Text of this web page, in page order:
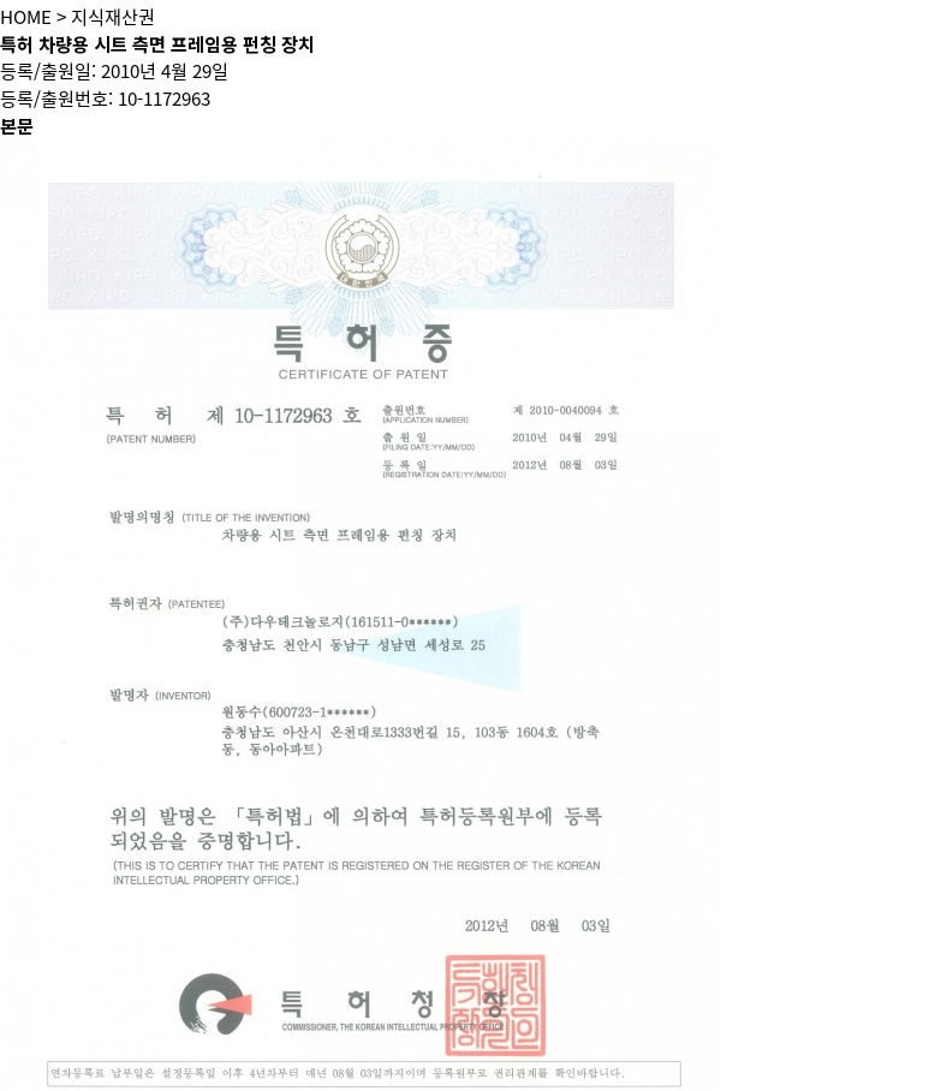
HOME > 지식재산권
특허 차량용 시트 측면 프레임용 펀칭 장치
등록/출원일: 2010년 4월 29일
등록/출원번호: 10-1172963
본문